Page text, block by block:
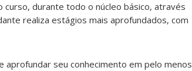
durante todo o núcleo básico, através
realiza estágios mais aprofundados, com
seu conhecimento em pelo menos